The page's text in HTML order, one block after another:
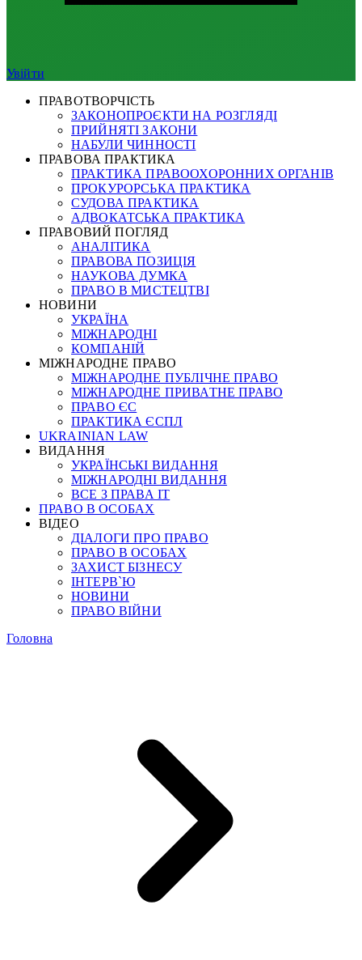
Увійти
ПРАВОТВОРЧІСТЬ
ЗАКОНОПРОЄКТИ НА РОЗГЛЯДІ
ПРИЙНЯТІ ЗАКОНИ
НАБУЛИ ЧИННОСТІ
ПРАВОВА ПРАКТИКА
ПРАКТИКА ПРАВООХОРОННИХ ОРГАНІВ
ПРОКУРОРСЬКА ПРАКТИКА
СУДОВА ПРАКТИКА
АДВОКАТСЬКА ПРАКТИКА
ПРАВОВИЙ ПОГЛЯД
АНАЛІТИКА
ПРАВОВА ПОЗИЦІЯ
НАУКОВА ДУМКА
ПРАВО В МИСТЕЦТВІ
НОВИНИ
УКРАЇНА
МІЖНАРОДНІ
КОМПАНІЙ
МІЖНАРОДНЕ ПРАВО
МІЖНАРОДНЕ ПУБЛІЧНЕ ПРАВО
МІЖНАРОДНЕ ПРИВАТНЕ ПРАВО
ПРАВО ЄС
ПРАКТИКА ЄСПЛ
UKRAINIAN LAW
ВИДАННЯ
УКРАЇНСЬКІ ВИДАННЯ
МІЖНАРОДНІ ВИДАННЯ
ВСЕ З ПРАВА ІТ
ПРАВО В ОСОБАХ
ВІДЕО
ДІАЛОГИ ПРО ПРАВО
ПРАВО В ОСОБАХ
ЗАХИСТ БІЗНЕСУ
ІНТЕРВ`Ю
НОВИНИ
ПРАВО ВІЙНИ
Головна